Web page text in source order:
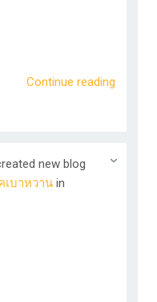
Continue reading
new blog
เบาหวานin